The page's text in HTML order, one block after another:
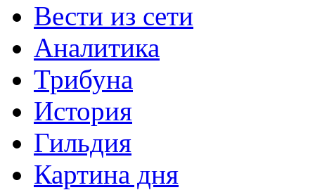
Вести из сети
Аналитика
Трибуна
История
Гильдия
Картина дня